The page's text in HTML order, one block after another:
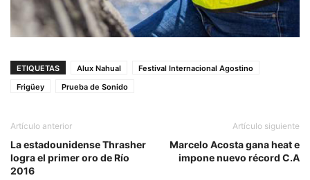
ETIQUETAS Alux Nahual
Festival Internacional Agostino
Frigüey
Prueba de Sonido
Artículo anterior
La estadounidense Thrasher
logra el primer oro de Río
2016
Artículo siguiente
Marcelo Acosta gana heat e
impone nuevo récord C.A